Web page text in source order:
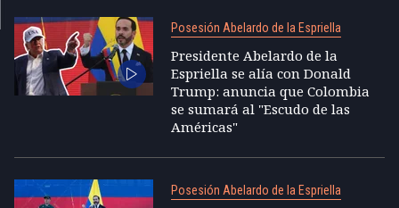
Posesión Abelardo de la Espriella
Presidente Abelardo de la
Espriella se alía con Donald
Trump: anuncia que Colombia
se sumará al "Escudo de las
Américas"
Posesión Abelardo de la Espriella